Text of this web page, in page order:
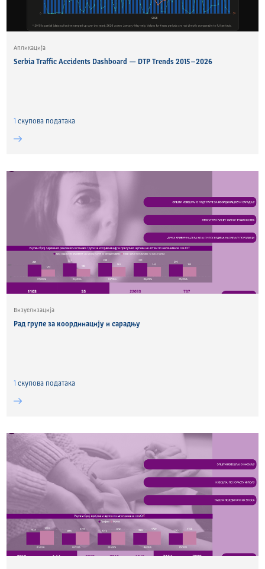
Апликација
Serbia Traffic Accidents Dashboard — DTP Trends 2015–2026
скуповa података
Визуелизација
Рад групе за координацију и сарадњу
скуповa података